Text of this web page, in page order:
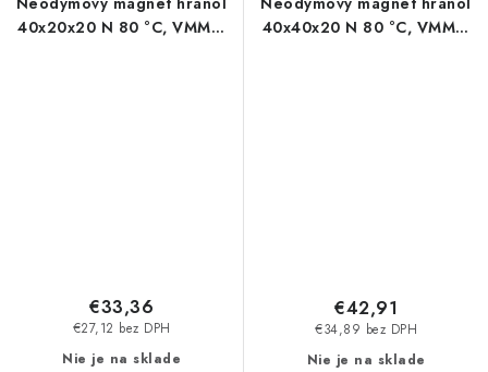
40x20x20 N 80 °C, VMM7-
Nie je na sklade
€27,12 bez DPH
€33,36
40x40x20 N 80 °C, VMM5-
Nie je na sklade
€34,89 bez DPH
€42,91